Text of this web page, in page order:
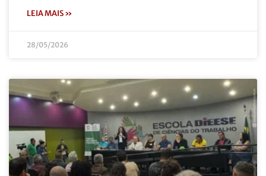
LEIA MAIS »
28/05/2026